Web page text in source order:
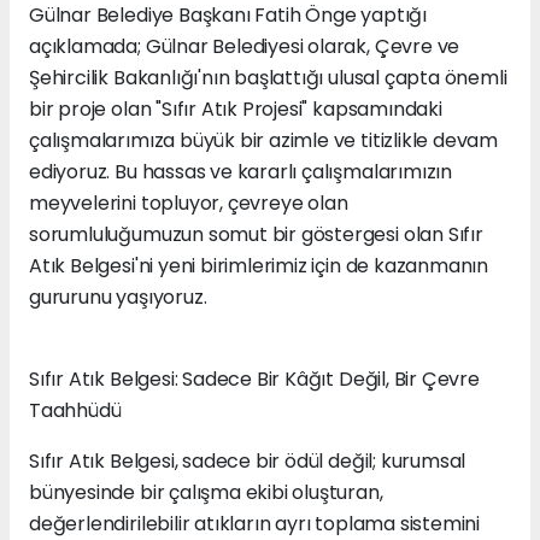
Gülnar Belediye Başkanı Fatih Önge yaptığı
açıklamada; Gülnar Belediyesi olarak, Çevre ve
Şehircilik Bakanlığı'nın başlattığı ulusal çapta önemli
bir proje olan "Sıfır Atık Projesi" kapsamındaki
çalışmalarımıza büyük bir azimle ve titizlikle devam
ediyoruz. Bu hassas ve kararlı çalışmalarımızın
meyvelerini topluyor, çevreye olan
sorumluluğumuzun somut bir göstergesi olan Sıfır
Atık Belgesi'ni yeni birimlerimiz için de kazanmanın
gururunu yaşıyoruz.
Sıfır Atık Belgesi: Sadece Bir Kâğıt Değil, Bir Çevre
Taahhüdü
Sıfır Atık Belgesi, sadece bir ödül değil; kurumsal
bünyesinde bir çalışma ekibi oluşturan,
değerlendirilebilir atıkların ayrı toplama sistemini